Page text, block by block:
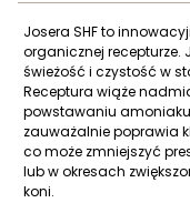
Josera SHF to
organicznej recepturze.
świeżość i czystość w
Receptura wiąże
powstawaniu
zauważalnie poprawia
co może zmniejszyć
lub w okresach
koni.